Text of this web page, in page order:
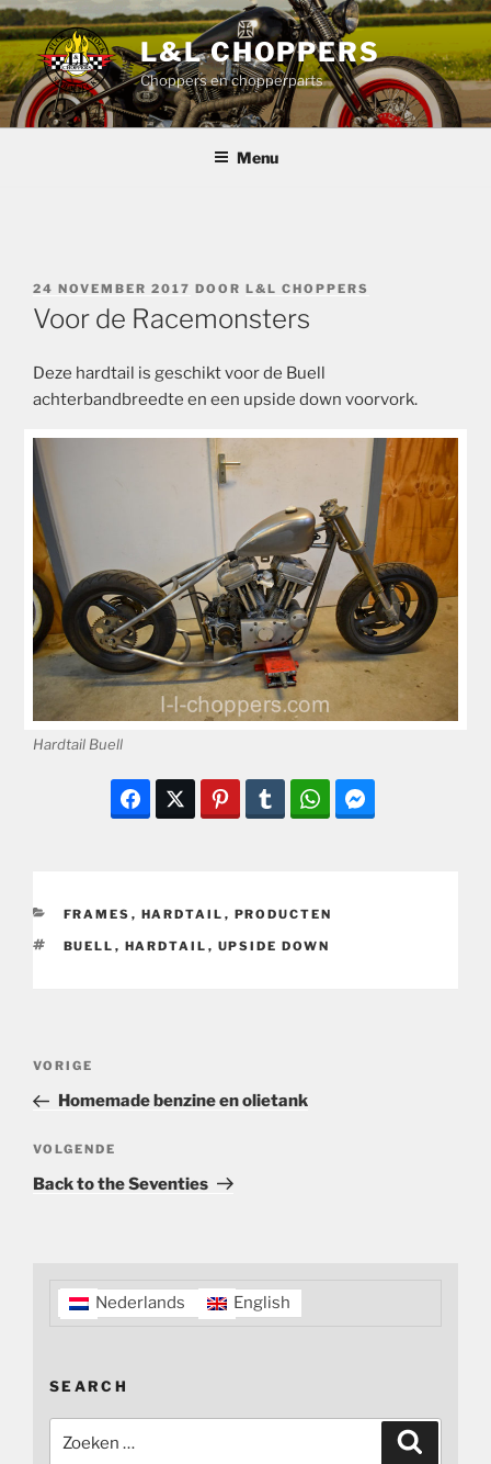
Ga
naar
de
inhoud
L&L CHOPPERS
Choppers en chopperparts
Menu
GEPLAATST
OP
24 NOVEMBER 2017 DOOR L&L CHOPPERS
Voor de Racemonsters
Deze hardtail is geschikt voor de Buell
achterbandbreedte en een upside down voorvork.
Hardtail Buell
CATEGORIEËN
FRAMES , HARDTAIL , PRODUCTEN
TAGS
BUELL , HARDTAIL , UPSIDE DOWN
Bericht
Vorig
bericht
VORIGE
Homemade benzine en olietank
Volgend
bericht
VOLGENDE
Back to the Seventies
Nederlands English
SEARCH
naar: